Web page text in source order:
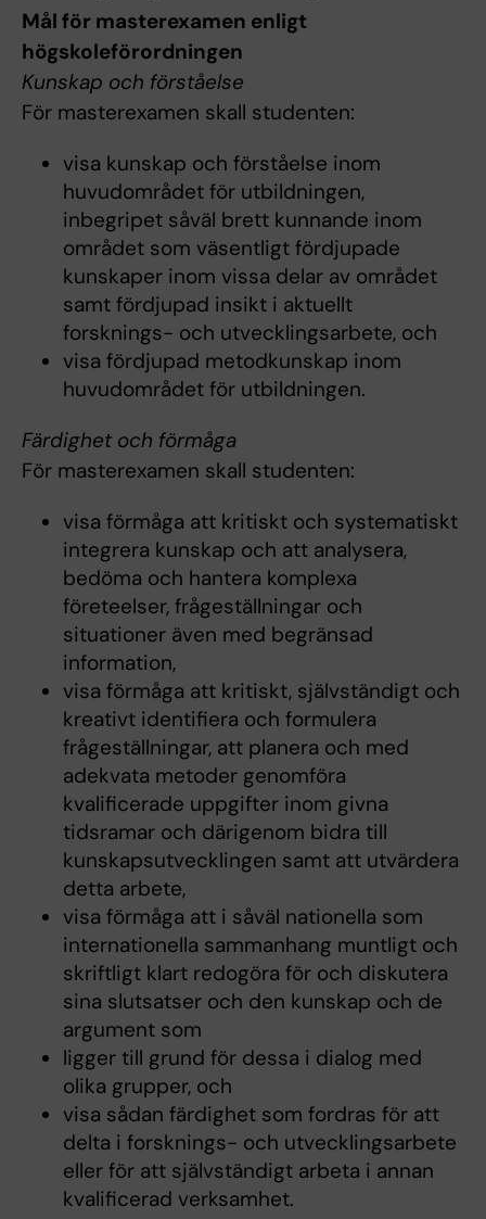
Mål för masterexamen enligt
högskoleförordningen
Kunskap och förståelse
För masterexamen skall studenten:
visa kunskap och förståelse inom
huvudområdet för utbildningen,
inbegripet såväl brett kunnande inom
området som väsentligt fördjupade
kunskaper inom vissa delar av området
samt fördjupad insikt i aktuellt
forsknings- och utvecklingsarbete, och
visa fördjupad metodkunskap inom
huvudområdet för utbildningen.
Färdighet och förmåga
För masterexamen skall studenten:
visa förmåga att kritiskt och systematiskt
integrera kunskap och att analysera,
bedöma och hantera komplexa
företeelser, frågeställningar och
situationer även med begränsad
information,
visa förmåga att kritiskt, självständigt och
kreativt identifiera och formulera
frågeställningar, att planera och med
adekvata metoder genomföra
kvalificerade uppgifter inom givna
tidsramar och därigenom bidra till
kunskapsutvecklingen samt att utvärdera
detta arbete,
visa förmåga att i såväl nationella som
internationella sammanhang muntligt och
skriftligt klart redogöra för och diskutera
sina slutsatser och den kunskap och de
argument som
ligger till grund för dessa i dialog med
olika grupper, och
visa sådan färdighet som fordras för att
delta i forsknings- och utvecklingsarbete
eller för att självständigt arbeta i annan
kvalificerad verksamhet.